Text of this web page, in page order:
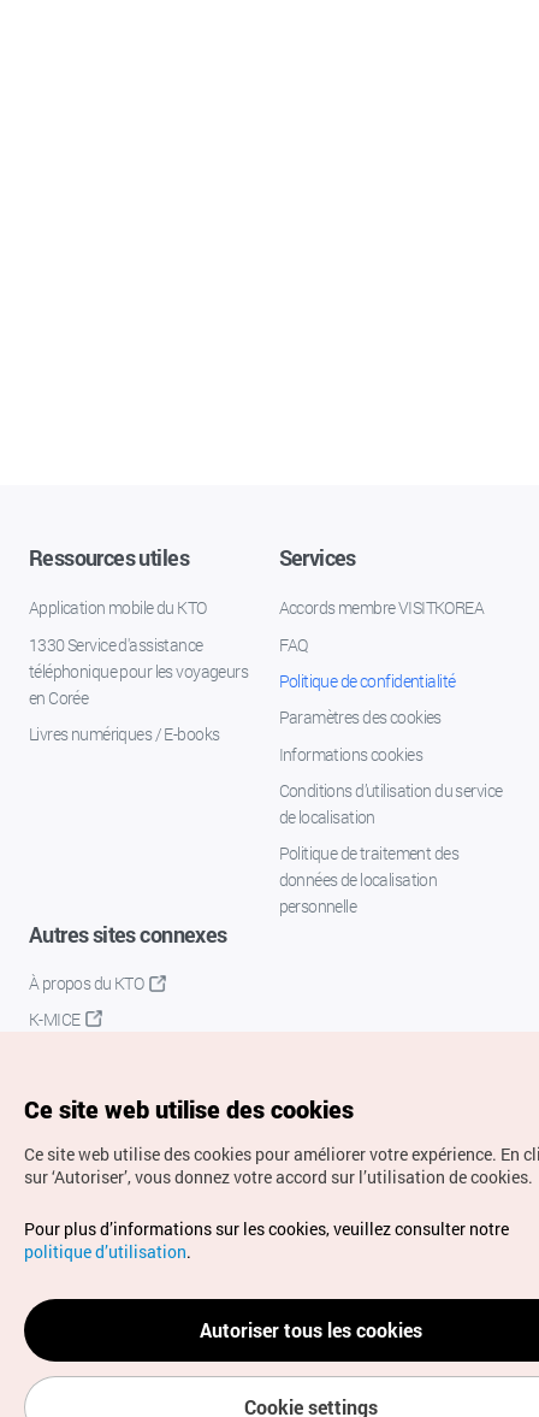
Ressources utiles
Application mobile du KTO
1330 Service d'assistance
téléphonique pour les voyageurs
en Corée
Livres numériques / E-books
Services
Accords membre VISITKOREA
FAQ
Politique de confidentialité
Paramètres des cookies
Informations cookies
Conditions d’utilisation du service
de localisation
Politique de traitement des
données de localisation
personnelle
Autres sites connexes
À propos du KTO
K-MICE
Droits d’auteur (c) Office National du Tourisme en Corée.
Tous droits réservés.
Pour les rapports d'erreurs et demandes de renseignements,
adressez vos demandes à
info.ontc@gmail.com
Ce site web utilise des cookies
Ce site web utilise des cookies pour améliorer votre expérience. En
sur ‘Autoriser’, vous donnez votre accord sur l’utilisation de cookies.
Pour plus d’informations sur les cookies, veuillez consulter notre
politique d’utilisation.
Autoriser tous les cookies
Cookie settings